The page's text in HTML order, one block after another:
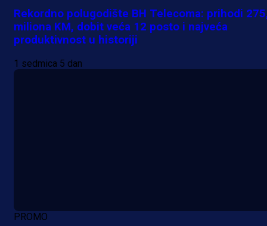
Rekordno polugodište BH Telecoma: prihodi
miliona KM, dobit veća 12 posto i najveća
produktivnost u historiji
1 sedmica 5 dan
PROMO